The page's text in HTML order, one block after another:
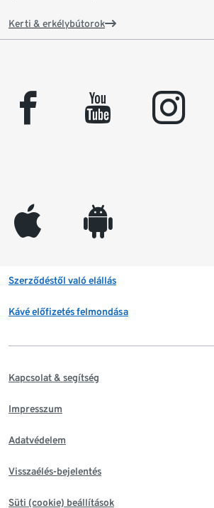
Kerti & erkélybútorok
facebook youtube instagram
appleinc android
Szerződéstől való elállás
Kávé előfizetés felmondása
Kapcsolat & segítség
Impresszum
Adatvédelem
Visszaélés-bejelentés
Süti (cookie) beállítások